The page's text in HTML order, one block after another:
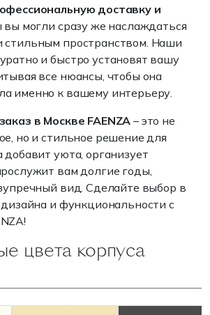
доставку и
вы могли сразу же наслаждаться
пространством. Наши
и быстро установят вашу
все нюансы, чтобы она
именно к вашему интерьеру.
в Москве FAENZA – это не
но и стильное решение для
уюта, организует
вам долгие годы,
вид. Сделайте выбор в
дизайна и функциональности с
цвета корпуса